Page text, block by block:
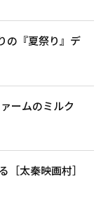
の『夏祭り』デ
ームのミルク
［太秦映画村］